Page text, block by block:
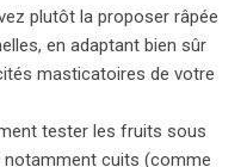
plutôt la proposer râpée
en adaptant bien sûr
masticatoires de votre
tester les fruits sous
cuits (comme